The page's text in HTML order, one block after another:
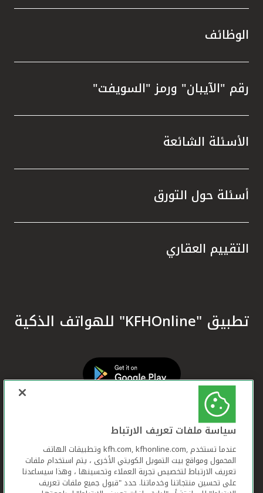
الوظائف
رقم "الآيبان" ورمز "السويفت"
الأسئلة الشائعة
أسئلة حول التورق
التقييم العقاري
تطبيق "KFHOnline" للهواتف الذكية
سياسة ملفات تعريف الارتباط
عندما تستخدم ,kfh.com, kfhonline.com وتطبيقات الهاتف
المحمول ومواقع بيت التمويل الكويتي الأخرى ، يتم استخدام ملفات
تعريف الارتباط لتخصيص تجربة العملاء وتحسينها ، وهذا سيساعدنا
على تحسين منتجاتنا وخدماتنا. حدد "قبول جميع ملفات تعريف